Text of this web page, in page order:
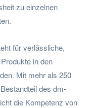
zu einzelnen
für verlässliche,
in den
Mit mehr als 250
des dm-
die Kompetenz von